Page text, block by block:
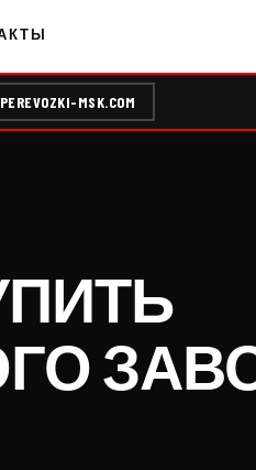
MSK.COM